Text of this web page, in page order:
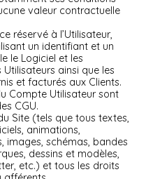
valeur contractuelle
réservé à l’Utilisateur,
un identifiant et un
le Logiciel et les
ainsi que les
et facturés aux Clients.
Compte Utilisateur sont
CGU.
Site (tels que tous textes,
animations,
images, schémas, bandes
dessins et modèles,
etc.) et tous les droits